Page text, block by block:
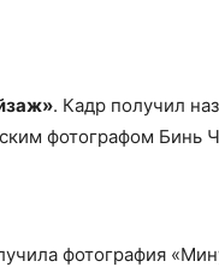
. Кадр получил
фотографом Бинь
фотография